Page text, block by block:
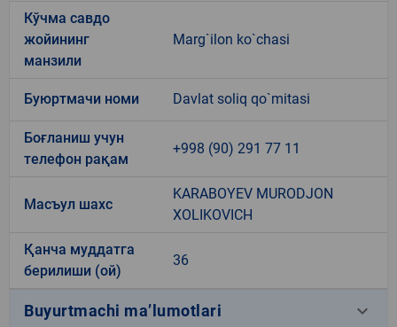
Кўчма савдо
жойининг
манзили
Marg`ilon ko`chasi
Буюртмачи номи Davlat soliq qo`mitasi
Боғланиш учун
телефон рақам
+998 (90) 291 77 11
Масъул шахс
KARABOYEV MURODJON
XOLIKOVICH
Қанча муддатга
берилиши (ой)
36
Buyurtmachi ma’lumotlari keyboard_arrow_down